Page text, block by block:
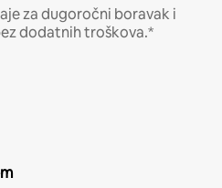
za dugoročni boravak i
dodatnih troškova.*